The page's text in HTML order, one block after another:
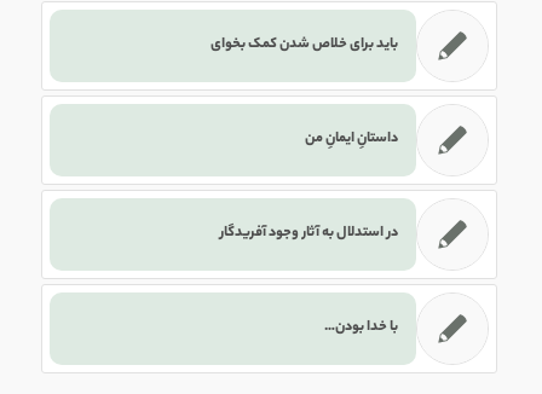
باید برای خلاص شدن کمک بخوای
داستانِ ایمانِ من
در استدلال به آثار وجود آفریدگار
با خدا بودن…